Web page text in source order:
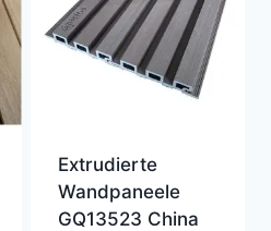
Extrudierte
Wandpaneele
GQ13523 China